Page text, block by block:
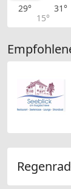
29°
15°
31°